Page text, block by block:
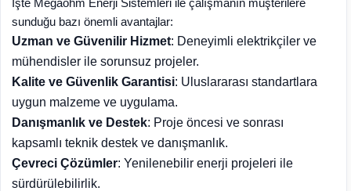
İşte Megaohm Enerji Sistemleri ile çalışmanın müşterilere
sunduğu bazı önemli avantajlar:
Uzman ve Güvenilir Hizmet: Deneyimli elektrikçiler ve
mühendisler ile sorunsuz projeler.
Kalite ve Güvenlik Garantisi: Uluslararası standartlara
uygun malzeme ve uygulama.
Danışmanlık ve Destek: Proje öncesi ve sonrası
kapsamlı teknik destek ve danışmanlık.
Çevreci Çözümler: Yenilenebilir enerji projeleri ile
sürdürülebilirlik.